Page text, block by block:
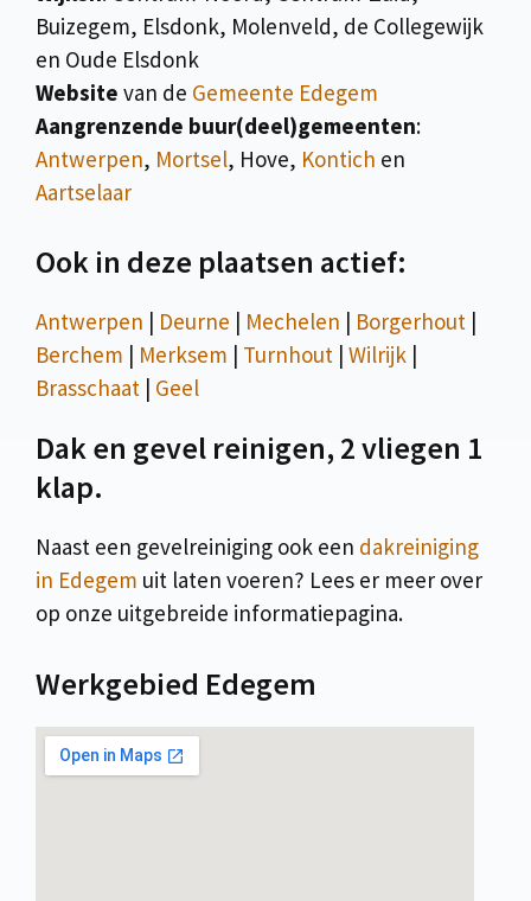
Buizegem, Elsdonk, Molenveld, de Collegewijk
en Oude Elsdonk
Website van de Gemeente Edegem
Aangrenzende buur(deel)gemeenten:
Antwerpen, Mortsel, Hove, Kontich en
Aartselaar
Ook in deze plaatsen actief:
Antwerpen | Deurne | Mechelen | Borgerhout |
Berchem | Merksem | Turnhout | Wilrijk |
Brasschaat | Geel
Dak en gevel reinigen, 2 vliegen 1
klap.
Naast een gevelreiniging ook een dakreiniging
in Edegem uit laten voeren? Lees er meer over
op onze uitgebreide informatiepagina.
Werkgebied Edegem